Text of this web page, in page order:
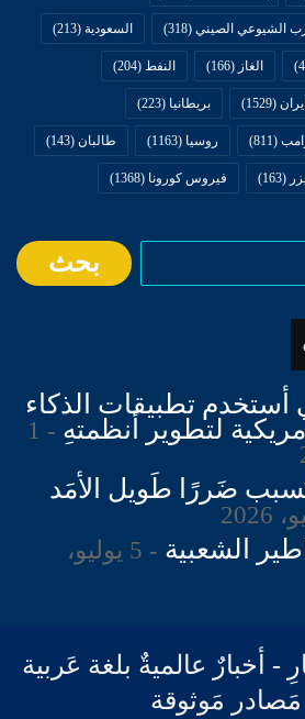
الشيوعي الصيني (318) السعودية (213)
الغاز (166) النفط (204)
(1529) بريطانيا (223)
(811) روسيا (1163) طالبان (143)
(163) فيروس كورونا (1368)
البحث
عن:
أستخدم تطبيقات الذكاء
لتطوير أنظمتهِ
1
ضَررًا طَويل الأمَد
الشعبية
5 يوليو،
- أخبارٌ عالميةٌ بلغة عَربية
مَوثوقة